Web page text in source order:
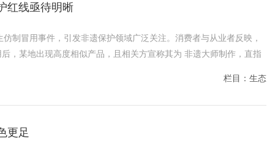
红线亟待明晰
制冒用事件，引发非遗保护领域广泛关注。消费者与从业者反映，
，某地出现高度相似产品，且相关方宣称其为 非遗大师制作，直指
栏目：生态
更足